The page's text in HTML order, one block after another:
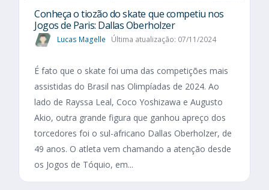
Conheça o tiozão do skate que competiu nos
Jogos de Paris: Dallas Oberholzer
Lucas Magelle Última atualização: 07/11/2024
É fato que o skate foi uma das competições mais
assistidas do Brasil nas Olimpíadas de 2024. Ao
lado de Rayssa Leal, Coco Yoshizawa e Augusto
Akio, outra grande figura que ganhou apreço dos
torcedores foi o sul-africano Dallas Oberholzer, de
49 anos. O atleta vem chamando a atenção desde
os Jogos de Tóquio, em...